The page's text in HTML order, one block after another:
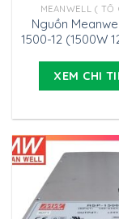
MEANWELL ( TỔ
Nguồn
1500-12 (1500W
XEM CHI